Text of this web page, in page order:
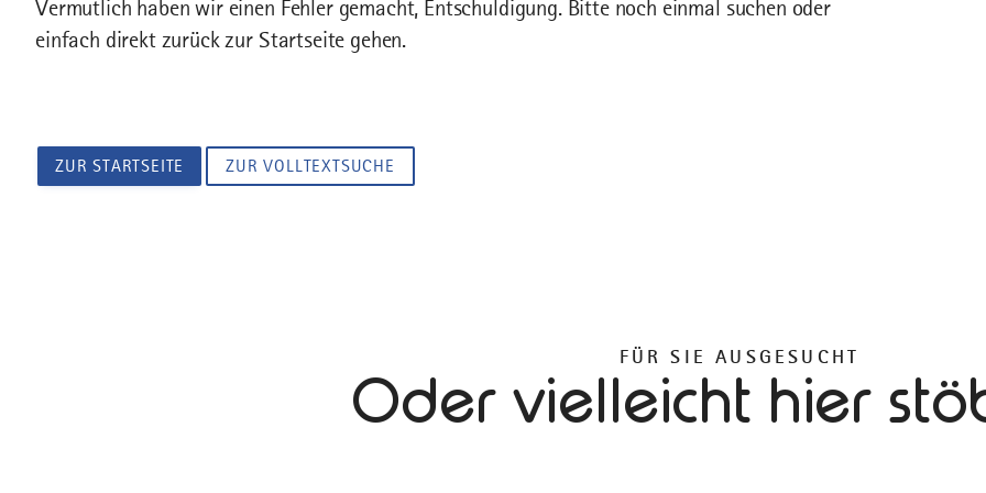
Vermutlich haben wir einen Fehler gemacht, Entschuldigung. Bitte noch einmal suchen oder
einfach direkt zurück zur Startseite gehen.
ZUR STARTSEITE ZUR VOLLTEXTSUCHE
FÜR SIE AUSGESUCHT
Oder vielleicht hier